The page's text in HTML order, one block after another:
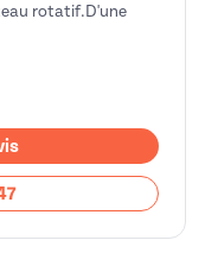
rotatif.D'une